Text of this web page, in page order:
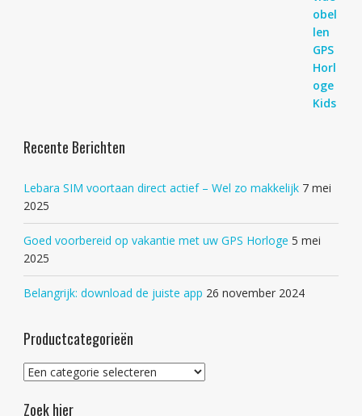
Recente Berichten
Lebara SIM voortaan direct actief – Wel zo makkelijk 7 mei
2025
Goed voorbereid op vakantie met uw GPS Horloge 5 mei
2025
Belangrijk: download de juiste app 26 november 2024
Productcategorieën
Zoek hier